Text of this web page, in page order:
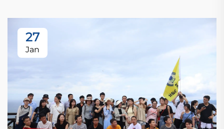
27
Jan